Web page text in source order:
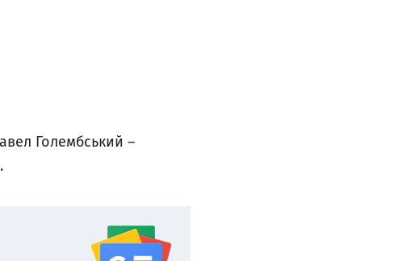
Голембський –